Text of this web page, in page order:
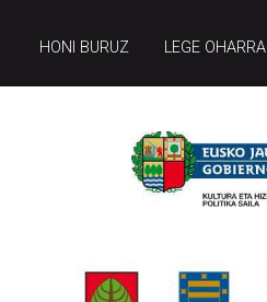
HONI BURUZ LEGE OHARRA